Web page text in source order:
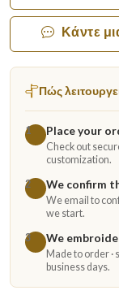
Κάντε
Πώς
1 Place your
Check out
customization.
2
We confirm
We email to
we start.
3
We
Made to order ·
business days.